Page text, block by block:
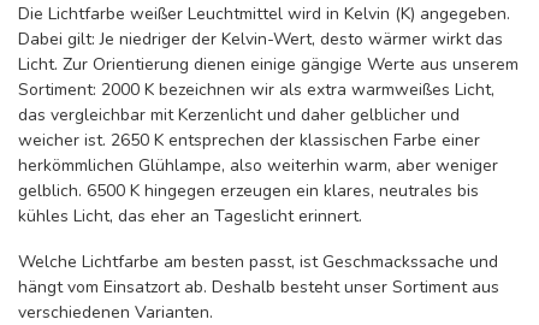
Die Lichtfarbe weißer Leuchtmittel wird in Kelvin (K) angegeben.
Dabei gilt: Je niedriger der Kelvin-Wert, desto wärmer wirkt das
Licht. Zur Orientierung dienen einige gängige Werte aus unserem
Sortiment: 2000 K bezeichnen wir als extra warmweißes Licht,
das vergleichbar mit Kerzenlicht und daher gelblicher und
weicher ist. 2650 K entsprechen der klassischen Farbe einer
herkömmlichen Glühlampe, also weiterhin warm, aber weniger
gelblich. 6500 K hingegen erzeugen ein klares, neutrales bis
kühles Licht, das eher an Tageslicht erinnert.
Welche Lichtfarbe am besten passt, ist Geschmackssache und
hängt vom Einsatzort ab. Deshalb besteht unser Sortiment aus
verschiedenen Varianten.